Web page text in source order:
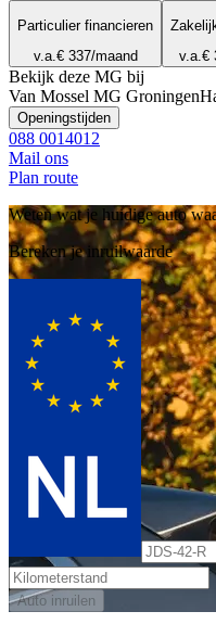
Particulier financieren
v.a.€ 337/maand
v.a.€
Bekijk deze MG bij
Van Mossel MG Groningen
Openingstijden
088 0014012
Mail ons
Plan route
Weten wat je huidige auto
Bereken je inruilwaarde
Auto inruilen